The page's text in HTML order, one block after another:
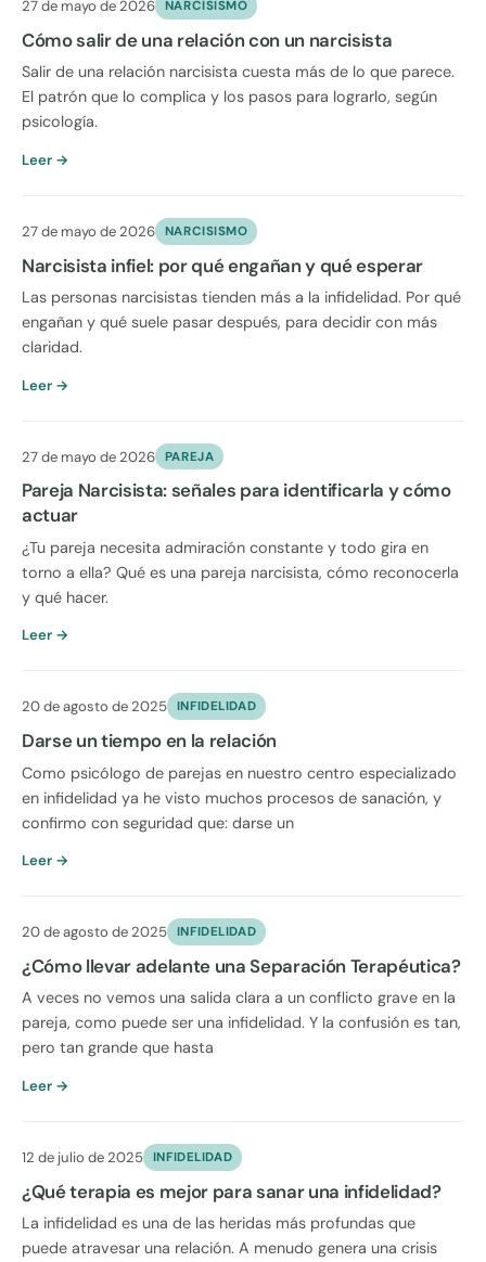
27 de mayo de 2026 NARCISISMO
Cómo salir de una relación con un narcisista
Salir de una relación narcisista cuesta más de lo que parece.
El patrón que lo complica y los pasos para lograrlo, según
psicología.
Leer →
27 de mayo de 2026 NARCISISMO
Narcisista infiel: por qué engañan y qué esperar
Las personas narcisistas tienden más a la infidelidad. Por qué
engañan y qué suele pasar después, para decidir con más
claridad.
Leer →
27 de mayo de 2026 PAREJA
Pareja Narcisista: señales para identificarla y cómo
actuar
¿Tu pareja necesita admiración constante y todo gira en
torno a ella? Qué es una pareja narcisista, cómo reconocerla
y qué hacer.
Leer →
20 de agosto de 2025 INFIDELIDAD
Darse un tiempo en la relación
Como psicólogo de parejas en nuestro centro especializado
en infidelidad ya he visto muchos procesos de sanación, y
confirmo con seguridad que: darse un
Leer →
20 de agosto de 2025 INFIDELIDAD
¿Cómo llevar adelante una Separación Terapéutica?
A veces no vemos una salida clara a un conflicto grave en la
pareja, como puede ser una infidelidad. Y la confusión es tan,
pero tan grande que hasta
Leer →
12 de julio de 2025 INFIDELIDAD
¿Qué terapia es mejor para sanar una infidelidad?
La infidelidad es una de las heridas más profundas que
puede atravesar una relación. A menudo genera una crisis